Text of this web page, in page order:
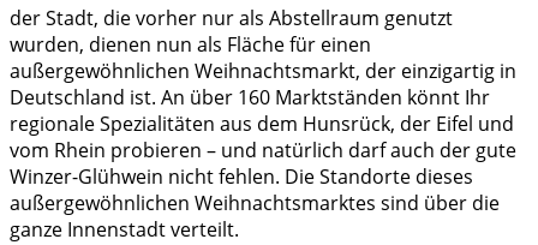
der Stadt, die vorher nur als Abstellraum genutzt
wurden, dienen nun als Fläche für einen
außergewöhnlichen Weihnachtsmarkt, der einzigartig in
Deutschland ist. An über 160 Marktständen könnt Ihr
regionale Spezialitäten aus dem Hunsrück, der Eifel und
vom Rhein probieren – und natürlich darf auch der gute
Winzer-Glühwein nicht fehlen. Die Standorte dieses
außergewöhnlichen Weihnachtsmarktes sind über die
ganze Innenstadt verteilt.